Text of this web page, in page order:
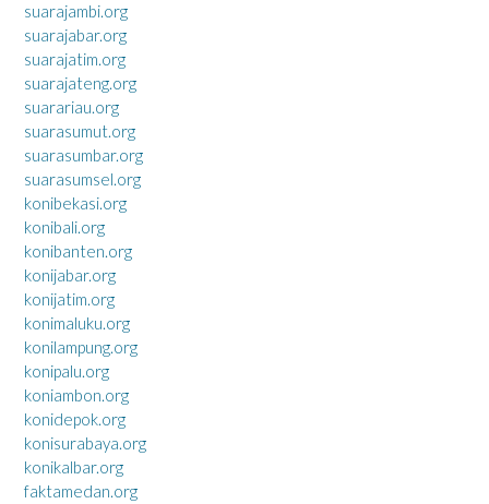
suarajambi.org
suarajabar.org
suarajatim.org
suarajateng.org
suarariau.org
suarasumut.org
suarasumbar.org
suarasumsel.org
konibekasi.org
konibali.org
konibanten.org
konijabar.org
konijatim.org
konimaluku.org
konilampung.org
konipalu.org
koniambon.org
konidepok.org
konisurabaya.org
konikalbar.org
faktamedan.org